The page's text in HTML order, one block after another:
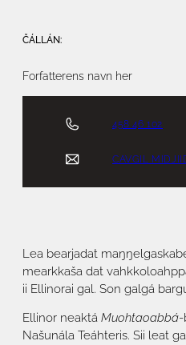
ČÁLLÁN:
Forfatterens navn her
458 46 102
CAVGIL
Lea bearjadat
mearkkaša dat
ii Ellinorai gal. Son galgá
Ellinor neaktá Muohtaoabbá-
Našunála Teáhteris. Sii leat